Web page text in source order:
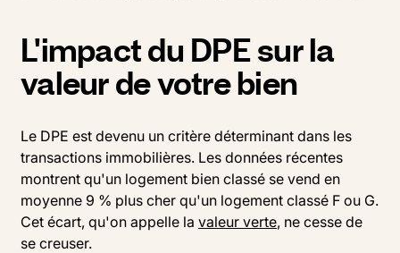
L'impact du DPE sur la
valeur de votre bien
Le DPE est devenu un critère déterminant dans les
transactions immobilières. Les données récentes
montrent qu'un logement bien classé se vend en
moyenne 9 % plus cher qu'un logement classé F ou G.
Cet écart, qu'on appelle la valeur verte, ne cesse de
se creuser.